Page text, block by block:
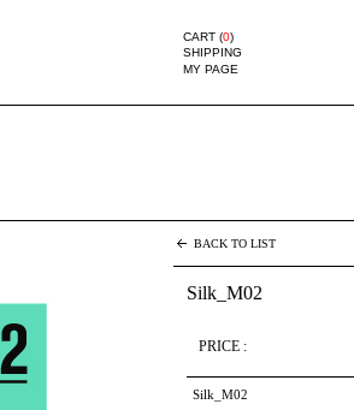
CART (0)
SHIPPING
MY PAGE
BACK TO LIST
Silk_M02
PRICE :
Silk_M02